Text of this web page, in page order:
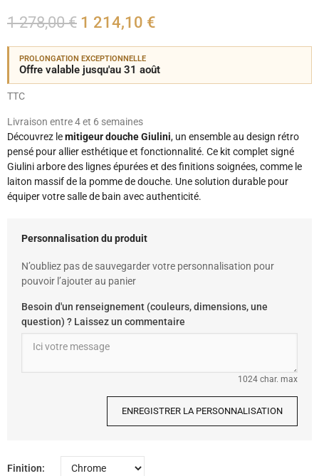
1 278,00 € 1 214,10 €
PROLONGATION EXCEPTIONNELLE
Offre valable jusqu'au 31 août
TTC
Livraison entre 4 et 6 semaines
Découvrez lemitigeur douche Giulini, un ensemble au design rétro
pensé pour allier esthétique et fonctionnalité. Ce kit complet signé
Giulini arbore des lignes épurées et des finitions soignées, comme le
laiton massif de la pomme de douche. Une solution durable pour
équiper votre salle de bain avec authenticité.
Personnalisation du produit
N’oubliez pas de sauvegarder votre personnalisation pour
pouvoir l’ajouter au panier
Besoin d'un renseignement (couleurs, dimensions, une
question) ? Laissez un commentaire
1024 char. max
ENREGISTRER LA PERSONNALISATION
Finition